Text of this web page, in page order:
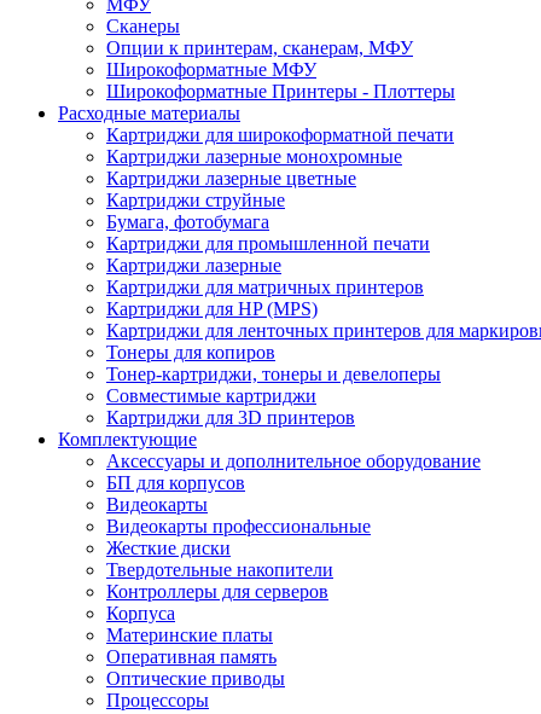
МФУ
Сканеры
Опции к принтерам, сканерам, МФУ
Широкоформатные МФУ
Широкоформатные Принтеры - Плоттеры
Расходные материалы
Картриджи для широкоформатной печати
Картриджи лазерные монохромные
Картриджи лазерные цветные
Картриджи струйные
Бумага, фотобумага
Картриджи для промышленной печати
Картриджи лазерные
Картриджи для матричных принтеров
Картриджи для HP (MPS)
Картриджи для ленточных принтеров для
Тонеры для копиров
Тонер-картриджи, тонеры и девелоперы
Совместимые картриджи
Картриджи для 3D принтеров
Комплектующие
Аксессуары и дополнительное оборудование
БП для корпусов
Видеокарты
Видеокарты профессиональные
Жесткие диски
Твердотельные накопители
Контроллеры для серверов
Корпуса
Материнские платы
Оперативная память
Оптические приводы
Процессоры